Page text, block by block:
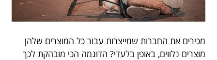
מכירים את החברות שמייצרות עבור כל המוצרים שלהן
מוצרים נלווים, באופן בלעדי? הדוגמה הכי מובהקת לכך